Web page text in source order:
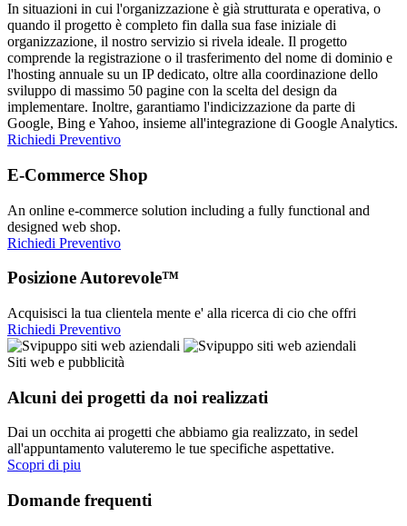
In situazioni in cui l'organizzazione è già strutturata e operativa, o
quando il progetto è completo fin dalla sua fase iniziale di
organizzazione, il nostro servizio si rivela ideale. Il progetto
comprende la registrazione o il trasferimento del nome di dominio e
l'hosting annuale su un IP dedicato, oltre alla coordinazione dello
sviluppo di massimo 50 pagine con la scelta del design da
implementare. Inoltre, garantiamo l'indicizzazione da parte di
Google, Bing e Yahoo, insieme all'integrazione di Google Analytics.
Richiedi Preventivo
E-Commerce Shop
An online e-commerce solution including a fully functional and
designed web shop.
Richiedi Preventivo
Posizione Autorevole™
Acquisisci la tua clientela mente e' alla ricerca di cio che offri
Richiedi Preventivo
Siti web e pubblicità
Alcuni dei progetti da noi realizzati
Dai un occhita ai progetti che abbiamo gia realizzato, in sedel
all'appuntamento valuteremo le tue specifiche aspettative.
Scopri di piu
Domande frequenti